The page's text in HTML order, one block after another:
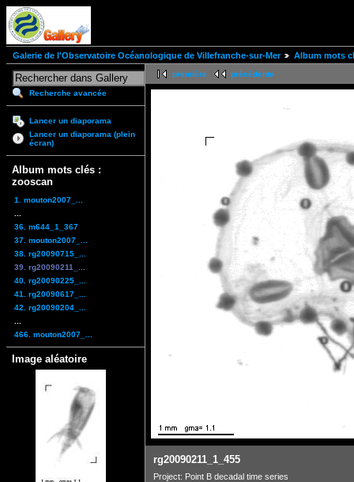
Galerie de l'Observatoire Océanologique de Villefranche-sur-Mer Album mots
Recherche avancée
Lancer un diaporama
Lancer un diaporama (plein
écran)
Album mots clés :
zooscan
1. mouton2007_...
36. m644_1_367
37. mouton2007_...
38. rg20090715_...
39. rg20090211_...
40. rg20090225_...
41. rg20090617_...
42. rg20090204_...
466. mouton2007_...
Image aléatoire
première précédente
rg20090211_1_455
Project: Point B decadal time series